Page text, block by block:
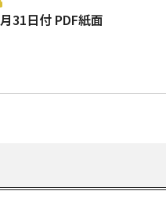
31日付 PDF紙面